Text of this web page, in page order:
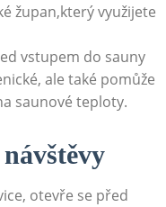
župan,který využijete
vstupem do sauny
ale také pomůže
saunové teploty.
otevře se před